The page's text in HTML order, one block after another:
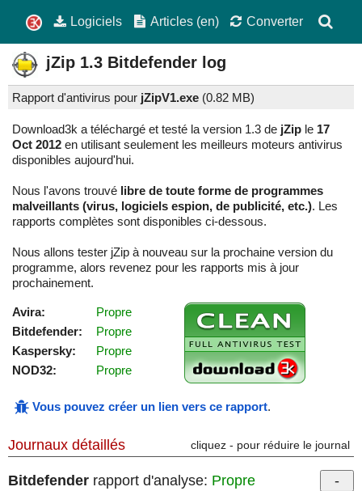
Logiciels Articles (en) Converter
jZip 1.3 Bitdefender log
Rapport d'antivirus pour jZipV1.exe (0.82 MB)
Download3k a téléchargé et testé la version 1.3 de jZip le 17
Oct 2012 en utilisant seulement les meilleurs moteurs antivirus
disponibles aujourd'hui.
Nous l'avons trouvé libre de toute forme de programmes
malveillants (virus, logiciels espion, de publicité, etc.). Les
rapports complètes sont disponibles ci-dessous.
Nous allons tester jZip à nouveau sur la prochaine version du
programme, alors revenez pour les rapports mis à jour
prochainement.
Avira:
Propre
Bitdefender:
Propre
Kaspersky:
Propre
NOD32:
Propre
Vous pouvez créer un lien vers ce rapport.
Journaux détaillés cliquez - pour réduire le journal
Bitdefender rapport d'analyse: Propre